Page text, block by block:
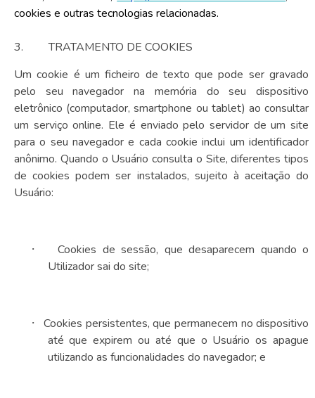
cookies e outras tecnologias relacionadas.
3.
TRATAMENTO DE COOKIES
Um cookie é um ficheiro de texto que pode ser gravado
pelo seu navegador na memória do seu dispositivo
eletrônico (computador, smartphone ou tablet) ao consultar
um serviço online. Ele é enviado pelo servidor de um site
para o seu navegador e cada cookie inclui um identificador
anônimo. Quando o Usuário consulta o Site, diferentes tipos
de cookies podem ser instalados, sujeito à aceitação do
Usuário:
·
Cookies de sessão, que desaparecem quando o
Utilizador sai do site;
·
Cookies persistentes, que permanecem no dispositivo
até que expirem ou até que o Usuário os apague
utilizando as funcionalidades do navegador; e